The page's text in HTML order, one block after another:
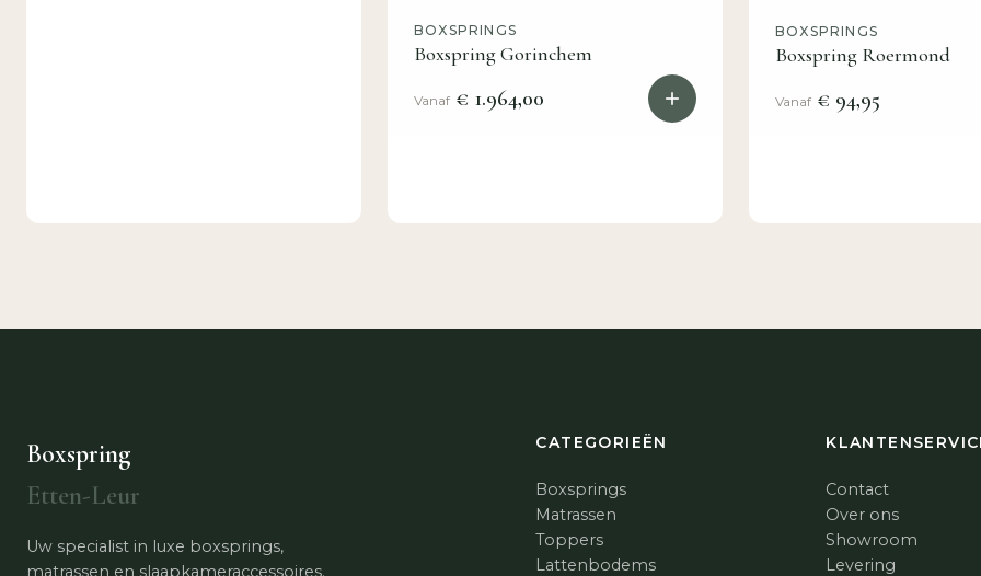
BOXSPRINGS
Boxspring Gorinchem
Vanaf € 1.964,00
BOXSPRINGS
Boxspring Roermond
Vanaf € 94,95
Boxspring
Etten-Leur
Uw specialist in luxe boxsprings,
matrassen en slaapkameraccessoires.
CATEGORIEËN
Boxsprings
Matrassen
Toppers
Lattenbodems
Contact
Over ons
Showroom
Levering